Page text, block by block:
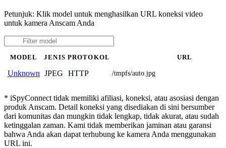
Petunjuk: Klik model untuk menghasilkan URL koneksi video
untuk kamera Anscam Anda
MODEL JENIS PROTOKOL URL
Unknown JPEG HTTP /tmpfs/auto.jpg
* iSpyConnect tidak memiliki afiliasi, koneksi, atau asosiasi dengan
produk Anscam. Detail koneksi yang disediakan di sini bersumber
dari komunitas dan mungkin tidak lengkap, tidak akurat, atau sudah
ketinggalan zaman. Kami tidak memberikan jaminan atau garansi
bahwa Anda akan dapat terhubung ke kamera Anda menggunakan
URL ini.